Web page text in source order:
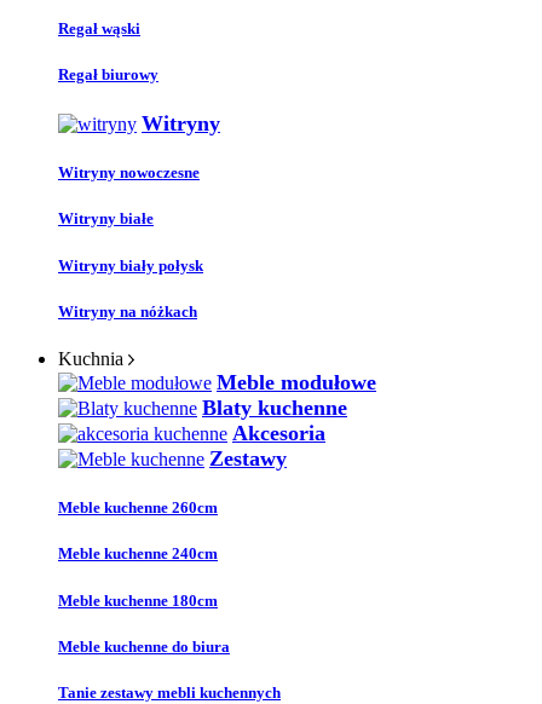
Regał wąski
Regał biurowy
Witryny
Witryny nowoczesne
Witryny białe
Witryny biały połysk
Witryny na nóżkach
Kuchnia
Meble modułowe
Blaty kuchenne
Akcesoria
Zestawy
Meble kuchenne 260cm
Meble kuchenne 240cm
Meble kuchenne 180cm
Meble kuchenne do biura
Tanie zestawy mebli kuchennych